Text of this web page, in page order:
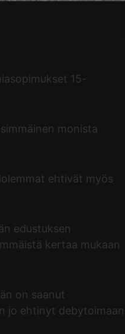
15-
monista
ehtivät myös
edustuksen
kertaa mukaan
on saanut
jo ehtinyt debytoimaan